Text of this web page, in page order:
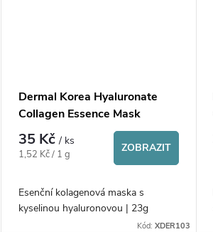
Dermal Korea Hyaluronate
Collagen Essence Mask
35 Kč/ ks
Měrná
1,52 Kč / 1 g
ZOBRAZIT
Esenční kolagenová maska s
kyselinou hyaluronovou | 23g
Kód: XDER103